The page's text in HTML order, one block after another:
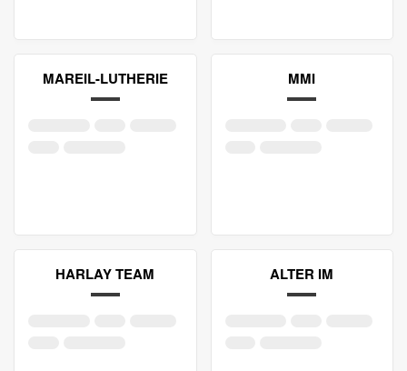
MAREIL-LUTHERIE MMI
HARLAY TEAM ALTER IM